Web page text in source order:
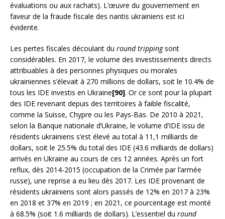
évaluations ou aux rachats). L’œuvre du gouvernement en
faveur de la fraude fiscale des nantis ukrainiens est ici
évidente.
Les pertes fiscales découlant du round trippingsont
considérables. En 2017, le volume des investissements directs
attribuables à des personnes physiques ou morales
ukrainiennes s’élevait à 270 millions de dollars, soit le 10.4% de
tous les IDE investis en Ukraine[90]. Or ce sont pour la plupart
des IDE revenant depuis des territoires à faible fiscalité,
comme la Suisse, Chypre ou les Pays-Bas. De 2010 à 2021,
selon la Banque nationale d’Ukraine, le volume d’IDE issu de
résidents ukrainiens s’est élevé au total à 11,1 milliards de
dollars, soit le 25.5% du total des IDE (43.6 milliards de dollars)
arrivés en Ukraine au cours de ces 12 années. Après un fort
reflux, dès 2014-2015 (occupation de la Crimée par l’armée
russe), une reprise a eu lieu dès 2017. Les IDE provenant de
résidents ukrainiens sont alors passés de 12% en 2017 à 23%
en 2018 et 37% en 2019 ; en 2021, ce pourcentage est monté
à 68.5% (soit 1.6 milliards de dollars). L’essentiel du round